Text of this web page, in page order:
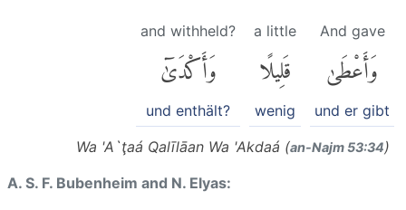
And gave
وَأَعْطَىٰ
und er gibt
a little
قَلِيلًا
wenig
and withheld?
وَأَكْدَىٰٓ
und enthält?
Wa 'A`ţaá Qalīlāan Wa 'Akdaá (an-Najm 53:34)
A. S. F. Bubenheim and N. Elyas: